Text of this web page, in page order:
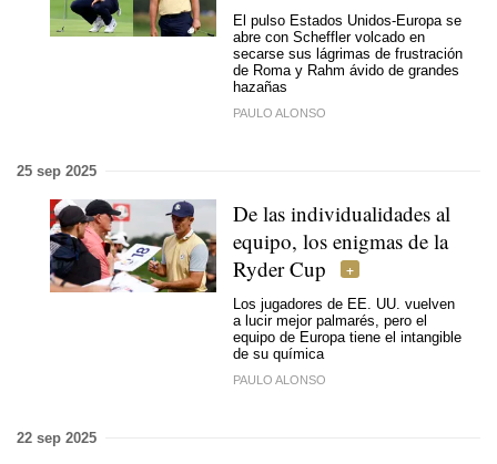
El pulso Estados Unidos-Europa se
abre con Scheffler volcado en
secarse sus lágrimas de frustración
de Roma y Rahm ávido de grandes
hazañas
PAULO ALONSO
25 sep 2025
De las individualidades al
equipo, los enigmas de la
Ryder Cup
Los jugadores de EE. UU. vuelven
a lucir mejor palmarés, pero el
equipo de Europa tiene el intangible
de su química
PAULO ALONSO
22 sep 2025